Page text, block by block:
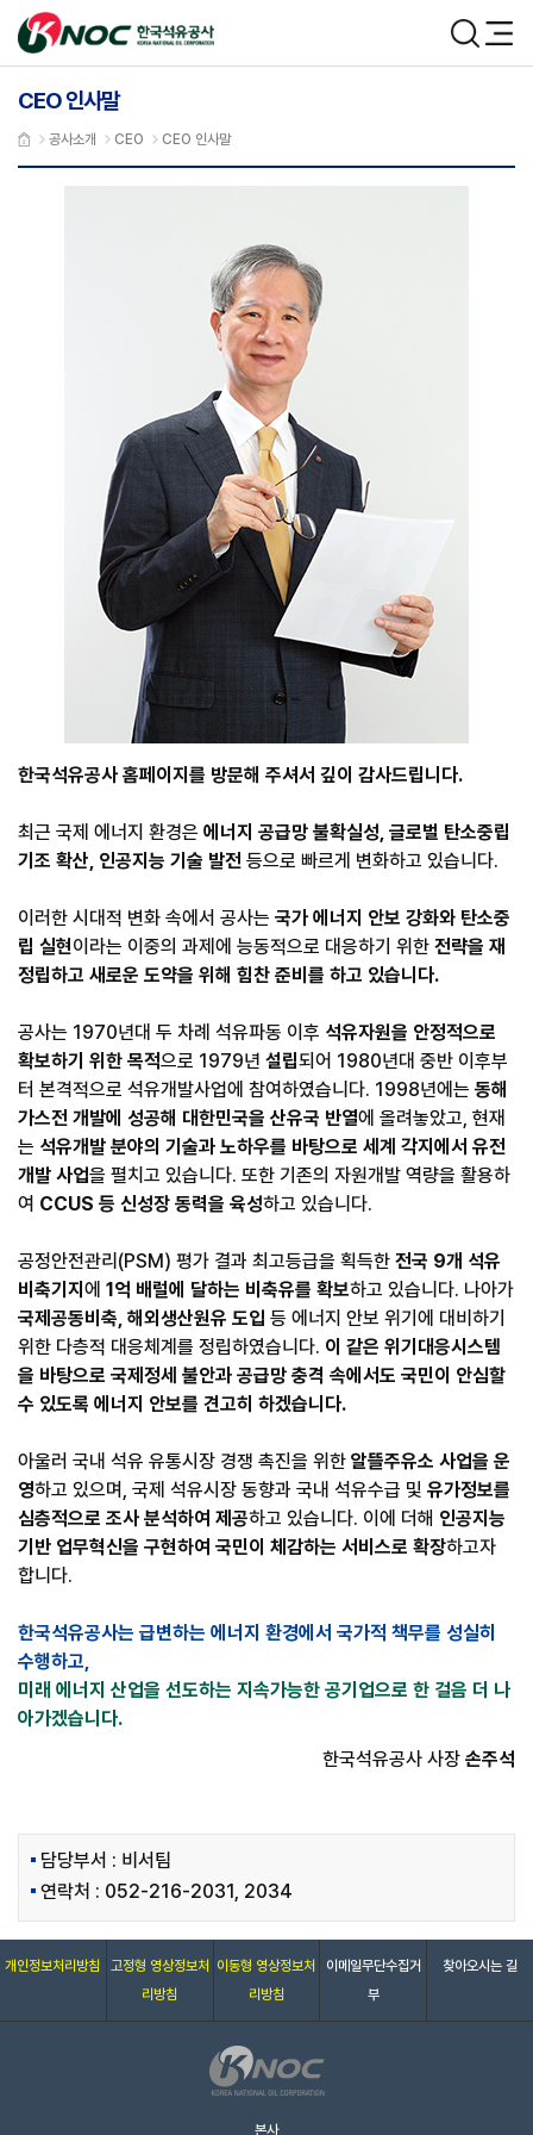
본문 바로가기
한국석유공사 검색 메뉴
CEO 인사말
공사소개 CEO CEO 인사말
한국석유공사 홈페이지를 방문해 주셔서 깊이 감사드립니다.
최근 국제 에너지 환경은 에너지 공급망 불확실성, 글로벌 탄소중립
기조 확산, 인공지능 기술 발전 등으로 빠르게 변화하고 있습니다.
이러한 시대적 변화 속에서 공사는 국가 에너지 안보 강화와 탄소중
립 실현이라는 이중의 과제에 능동적으로 대응하기 위한 전략을 재
정립하고 새로운 도약을 위해 힘찬 준비를 하고 있습니다.
공사는 1970년대 두 차례 석유파동 이후 석유자원을 안정적으로
확보하기 위한 목적으로 1979년 설립되어 1980년대 중반 이후부
터 본격적으로 석유개발사업에 참여하였습니다. 1998년에는 동해
가스전 개발에 성공해 대한민국을 산유국 반열에 올려놓았고, 현재
는 석유개발 분야의 기술과 노하우를 바탕으로 세계 각지에서 유전
개발 사업을 펼치고 있습니다. 또한 기존의 자원개발 역량을 활용하
여 CCUS 등 신성장 동력을 육성하고 있습니다.
공정안전관리(PSM) 평가 결과 최고등급을 획득한 전국 9개 석유
비축기지 에 1억 배럴에 달하는 비축유를 확보하고 있습니다. 나아가
국제공동비축, 해외생산원유 도입 등 에너지 안보 위기에 대비하기
위한 다층적 대응체계를 정립하였습니다. 이 같은 위기대응시스템
을 바탕으로 국제정세 불안과 공급망 충격 속에서도 국민이 안심할
수 있도록 에너지 안보를 견고히 하겠습니다.
아울러 국내 석유 유통시장 경쟁 촉진을 위한 알뜰주유소 사업을 운
영하고 있으며, 국제 석유시장 동향과 국내 석유수급 및 유가정보를
심층적으로 조사 분석하여 제공하고 있습니다. 이에 더해 인공지능
기반 업무혁신을 구현하여 국민이 체감하는 서비스로 확장하고자
합니다.
한국석유공사는 급변하는 에너지 환경에서 국가적 책무를 성실히
수행하고,
미래 에너지 산업을 선도하는 지속가능한 공기업으로 한 걸음 더 나
아가겠습니다.
한국석유공사 사장 손주석
담당부서 : 비서팀
연락처 : 052-216-2031, 2034
개인정보처리방침
고정형 영상정보처
리방침
이동형 영상정보처
리방침
이메일무단수집거
부
찾아오시는 길
본사